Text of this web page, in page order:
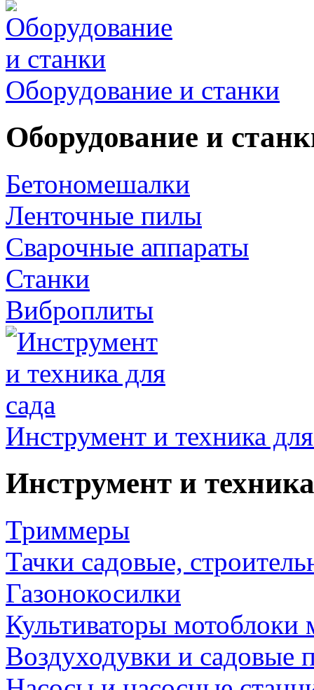
Оборудование и станки
Оборудование и
Бетономешалки
Ленточные пилы
Сварочные аппараты
Станки
Виброплиты
Инструмент и техника
Инструмент и
Триммеры
Тачки садовые,
Газонокосилки
Культиваторы мотоблоки
Воздуходувки и садовые